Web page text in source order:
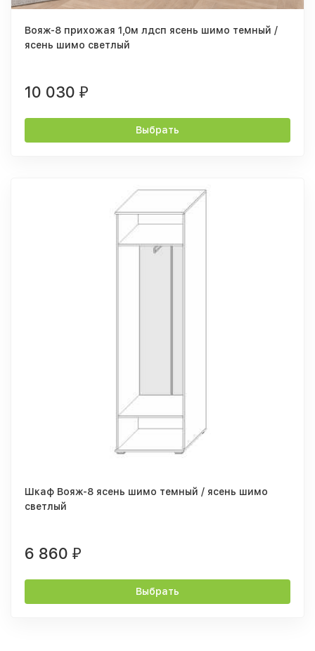
Вояж-8 прихожая 1,0м лдсп ясень шимо темный /
ясень шимо светлый
10 030 ₽
Выбрать
Шкаф Вояж-8 ясень шимо темный / ясень шимо
светлый
6 860 ₽
Выбрать